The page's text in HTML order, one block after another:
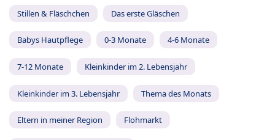
Stillen & Fläschchen Das erste Gläschen
Babys Hautpflege 0-3 Monate 4-6 Monate
7-12 Monate Kleinkinder im 2. Lebensjahr
Kleinkinder im 3. Lebensjahr Thema des Monats
Eltern in meiner Region Flohmarkt